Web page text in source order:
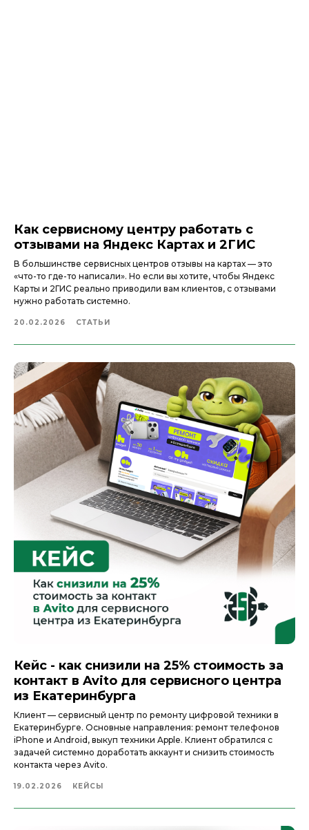
Как сервисному центру работать с
отзывами на Яндекс Картах и 2ГИС
В большинстве сервисных центров отзывы на картах — это
«что-то где-то написали». Но если вы хотите, чтобы Яндекс
Карты и 2ГИС реально приводили вам клиентов, с отзывами
нужно работать системно.
20.02.2026 СТАТЬИ
Кейс - как снизили на 25% стоимость за
контакт в Avito для сервисного центра
из Екатеринбурга
Клиент — сервисный центр по ремонту цифровой техники в
Екатеринбурге. Основные направления: ремонт телефонов
iPhone и Android, выкуп техники Apple. Клиент обратился с
задачей системно доработать аккаунт и снизить стоимость
контакта через Avito.
19.02.2026 КЕЙСЫ